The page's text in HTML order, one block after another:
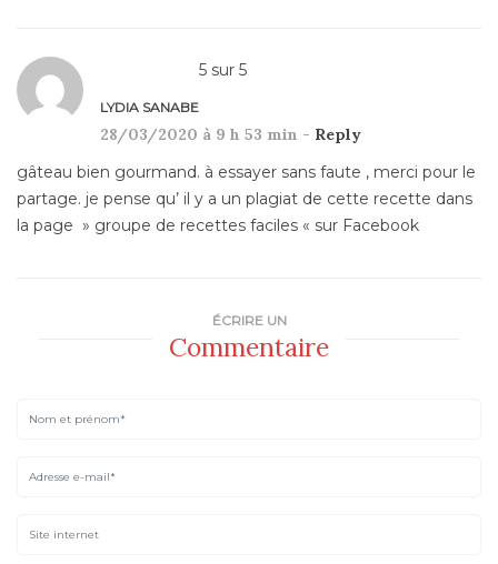
5 sur 5
LYDIA SANABE
28/03/2020 à 9 h 53 min - Reply
gâteau bien gourmand. à essayer sans faute , merci pour le
partage. je pense qu’ il y a un plagiat de cette recette dans
la page » groupe de recettes faciles « sur Facebook
ÉCRIRE UN
Commentaire